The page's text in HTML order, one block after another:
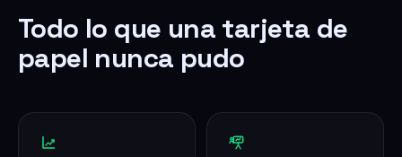
Todo lo que una tarjeta de
papel nunca pudo